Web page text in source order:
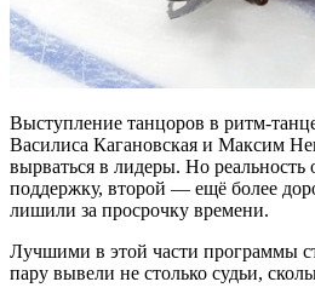
Выступление танцоров в ритм-
Василиса Кагановская и Максим
вырваться в лидеры. Но
поддержку, второй — ещё более
лишили за просрочку времени.
Лучшими в этой части программы
пару вывели не столько судьи,